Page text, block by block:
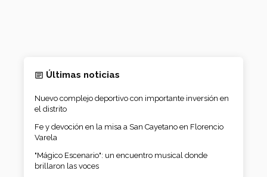
Últimas noticias
Nuevo complejo deportivo con importante inversión en
el distrito
Fe y devoción en la misa a San Cayetano en Florencio
Varela
"Mágico Escenario": un encuentro musical donde
brillaron las voces